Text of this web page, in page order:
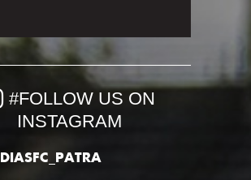
#FOLLOW US ON
INSTAGRAM
DIASFC_PATRA